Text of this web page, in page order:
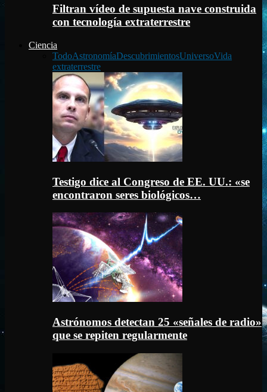
Filtran vídeo de supuesta nave construida
con tecnología extraterrestre
Ciencia
TodoAstronomíaDescubrimientosUniversoVida
extraterrestre
Testigo dice al Congreso de EE. UU.: «se
encontraron seres biológicos…
Astrónomos detectan 25 «señales de radio»
que se repiten regularmente